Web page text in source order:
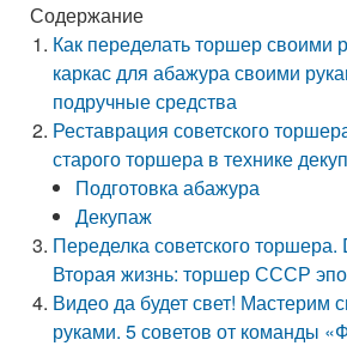
Содержание
Как переделать торшер своими
каркас для абажура своими
подручные средства
Реставрация советского
старого торшера в технике
Подготовка абажура
Декупаж
Переделка советского торшера.
Вторая жизнь: торшер СССР
Видео да будет свет! Мастерим
руками. 5 советов от команды